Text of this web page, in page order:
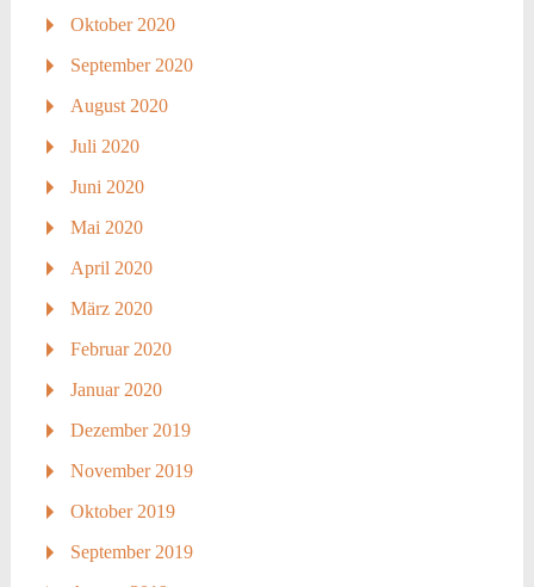
Oktober 2020
September 2020
August 2020
Juli 2020
Juni 2020
Mai 2020
April 2020
März 2020
Februar 2020
Januar 2020
Dezember 2019
November 2019
Oktober 2019
September 2019